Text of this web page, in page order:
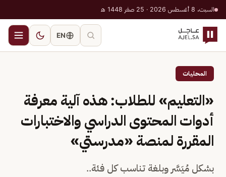
السبت، 8 أغسطس 2026 · 25 صفر 1448 هـ
EN
المحليات
«التعليم» للطلاب: هذه آلية معرفة
أدوات المحتوى الدراسي والاختبارات
المقررة لمنصة «مدرستي»
بشكل مُيَسَّر وبلغة تناسب كل فئة..